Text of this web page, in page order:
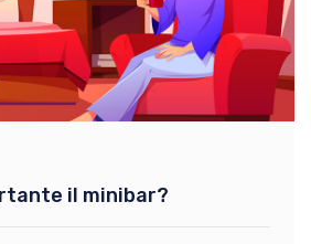
il minibar?